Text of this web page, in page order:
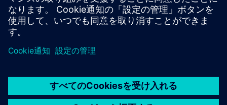
コースのリクエストリストに登録していただければ、新しい日
程が決定次第、お知らせいたします。